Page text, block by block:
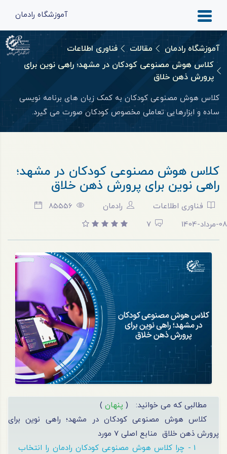
آموزشگاه رادمان
آموزشگاه رادمان مقالات
فناوری اطلاعات
کلاس هوش مصنوعی کودکان در مشهد؛ راهی نوین برای
پرورش ذهن خلاق
کلاس هوش مصنوعی کودکان به کمک زبان های برنامه نویسی
ساده و ابزارهایی تعاملی مخصوص کودکان صورت می گیرد.
کلاس هوش مصنوعی کودکان در مشهد؛
راهی نوین برای پرورش ذهن خلاق
فناوری اطلاعات رادمان
85556
08-مرداد-1404
7
مطالبی که می خوانید: ( پنهان )
کلاس هوش مصنوعی کودکان در مشهد؛ راهی نوین برای
پرورش ذهن خلاق منابع اصلی 7 مورد
1 - چرا کلاس هوش مصنوعی کودکان رادمان را انتخاب